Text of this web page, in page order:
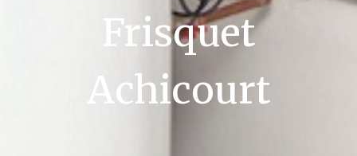
Frisquet
Achicourt